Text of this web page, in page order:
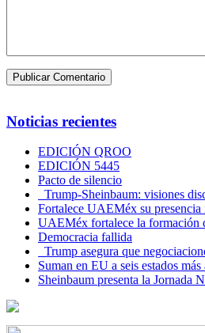
Noticias recientes
EDICIÓN QROO
EDICIÓN 5445
Pacto de silencio
Trump-Sheinbaum: visiones
Fortalece UAEMéx su presencia
UAEMéx fortalece la formación
Democracia fallida
Trump asegura que
Suman en EU a seis estados
Sheinbaum presenta la Jornada